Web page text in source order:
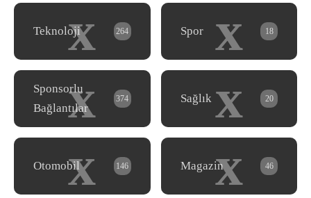
x
Teknoloji 264 x
Spor 18
x
Sponsorlu
Bağlantılar
374 x
Sağlık 20
x
Otomobil 146 x
Magazin 46